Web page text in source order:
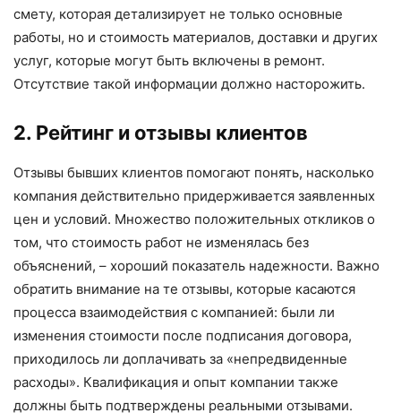
смету, которая детализирует не только основные
работы, но и стоимость материалов, доставки и других
услуг, которые могут быть включены в ремонт.
Отсутствие такой информации должно насторожить.
2. Рейтинг и отзывы клиентов
Отзывы бывших клиентов помогают понять, насколько
компания действительно придерживается заявленных
цен и условий. Множество положительных откликов о
том, что стоимость работ не изменялась без
объяснений, – хороший показатель надежности. Важно
обратить внимание на те отзывы, которые касаются
процесса взаимодействия с компанией: были ли
изменения стоимости после подписания договора,
приходилось ли доплачивать за «непредвиденные
расходы». Квалификация и опыт компании также
должны быть подтверждены реальными отзывами.